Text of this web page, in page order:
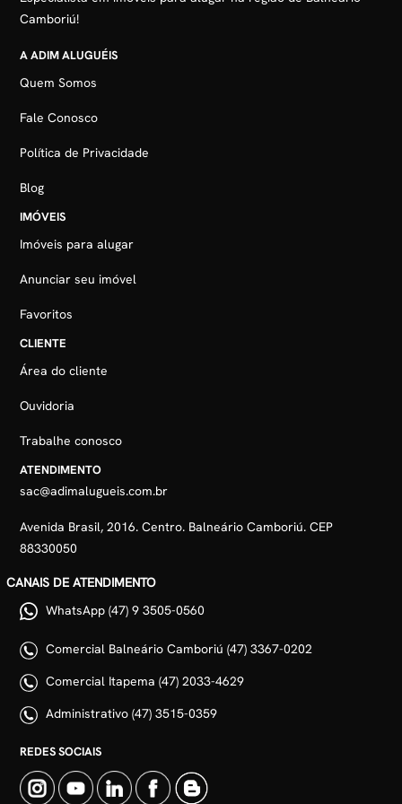
Camboriú!
A ADIM ALUGUÉIS
Quem Somos
Fale Conosco
Política de Privacidade
Blog
IMÓVEIS
Imóveis para alugar
Anunciar seu imóvel
Favoritos
CLIENTE
Área do cliente
Ouvidoria
Trabalhe conosco
ATENDIMENTO
sac@adimalugueis.com.br
Avenida Brasil, 2016. Centro. Balneário Camboriú. CEP
88330050
CANAIS DE ATENDIMENTO
WhatsApp (47) 9 3505-0560
Comercial Balneário Camboriú (47) 3367-0202
Comercial Itapema (47) 2033-4629
Administrativo (47) 3515-0359
REDES SOCIAIS